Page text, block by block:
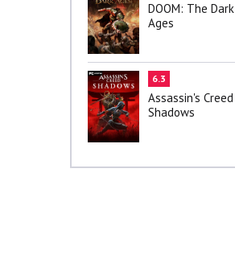
DOOM: The Dark
Ages
6.3
Assassin's Creed
Shadows